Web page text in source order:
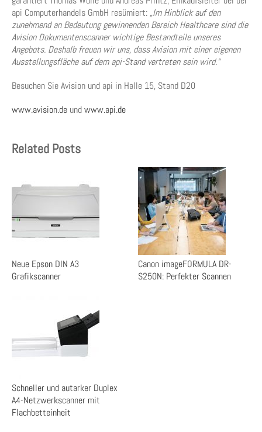
api Computerhandels GmbH resümiert: „Im Hinblick auf den
zunehmend an Bedeutung gewinnenden Bereich Healthcare sind die
Avision Dokumentenscanner wichtige Bestandteile unseres
Angebots. Deshalb freuen wir uns, dass Avision mit einer eigenen
Ausstellungsfläche auf dem api-Stand vertreten sein wird.“
Besuchen Sie Avision und api in Halle 15, Stand D20
www.avision.de undwww.api.de
Related Posts
Neue Epson DIN A3
Grafikscanner
Canon imageFORMULA DR-
S250N: Perfekter Scannen
Schneller und autarker Duplex
A4-Netzwerkscanner mit
Flachbetteinheit